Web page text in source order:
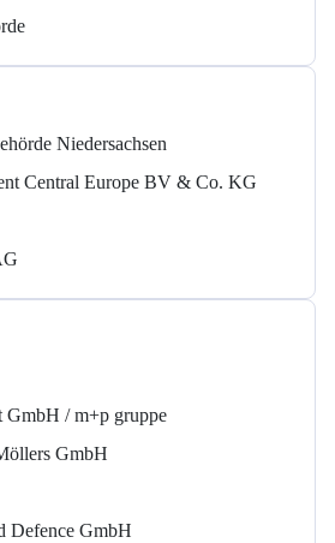
Niedersachsen
Central Europe BV & Co. KG
GmbH / m+p gruppe
GmbH
Defence GmbH